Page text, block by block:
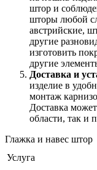
штор и
шторы любой
австрийские,
другие
изготовить
другие
Доставка и
изделие в
монтаж
Доставка
области, так и
Глажка и навес штор
Услуга